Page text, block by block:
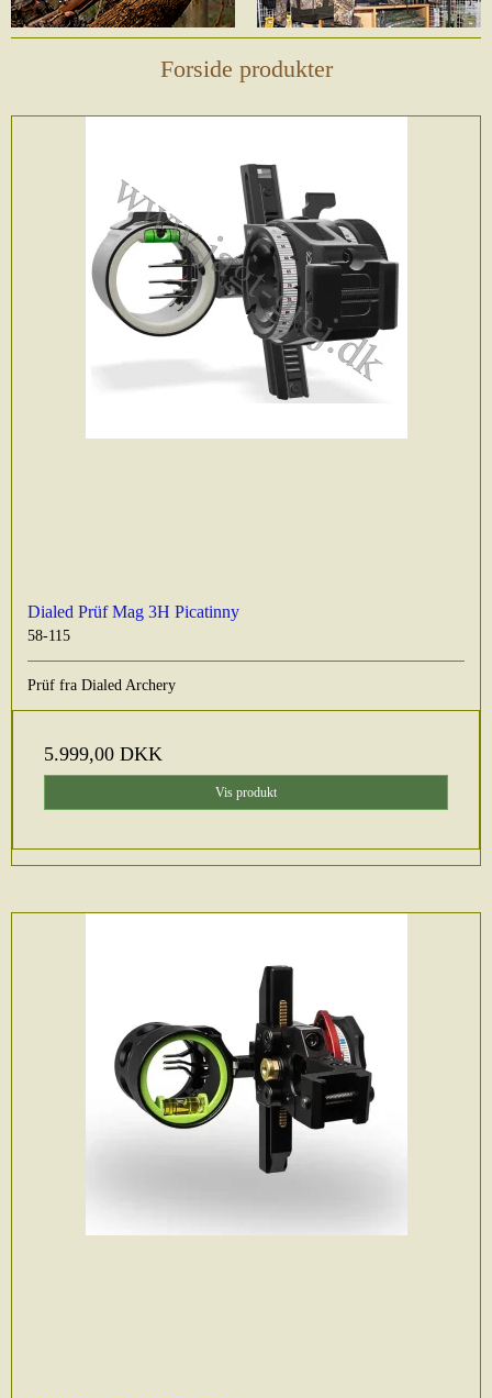
Forside produkter
Dialed Prüf Mag 3H Picatinny
58-115
Prüf fra Dialed Archery
5.999,00 DKK
Vis produkt